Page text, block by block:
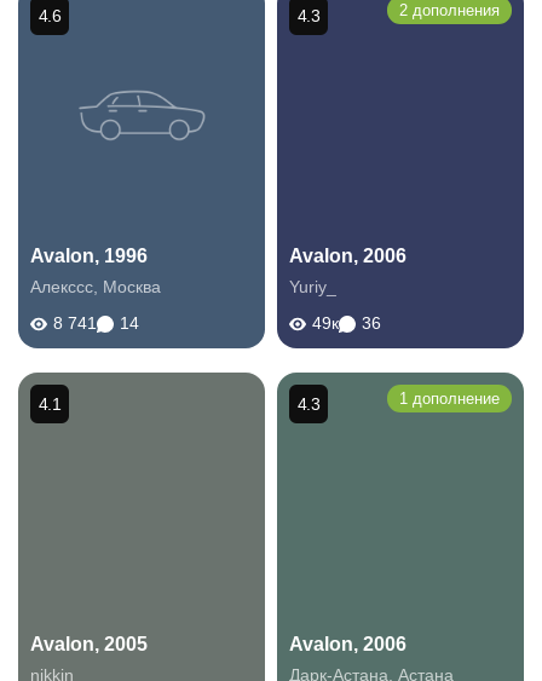
Avalon, 1996
Алекссс Москва
8 741
14
4.6
Avalon, 2006
Yuriy_
49к
36
4.3 2 дополнения
Avalon, 2005
nikkin
4.1
Avalon, 2006
Дарк-Астана Астана
4.3 1 дополнение